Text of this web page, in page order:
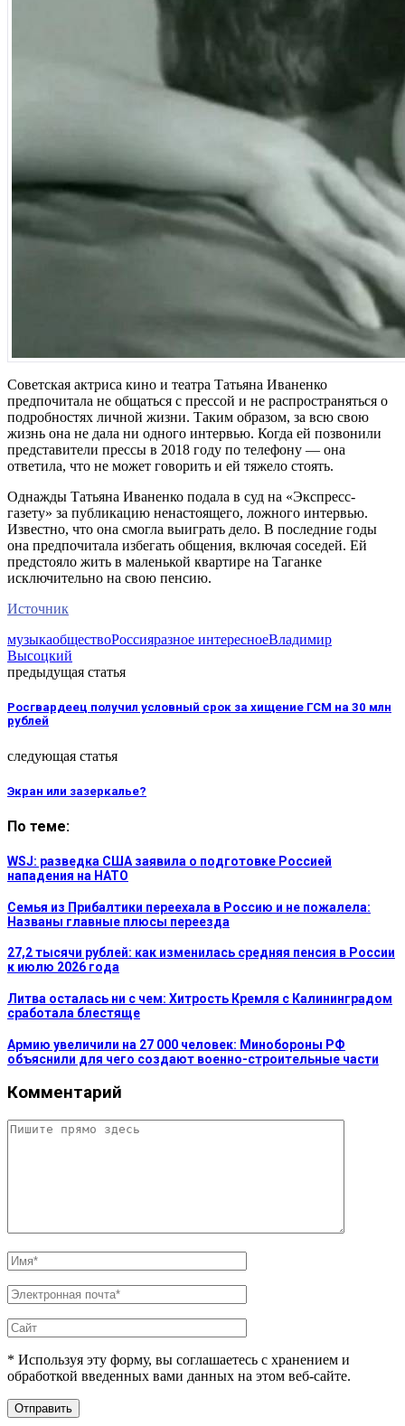
Советская актриса кино и театра Татьяна Иваненко
предпочитала не общаться с прессой и не распространяться о
подробностях личной жизни. Таким образом, за всю свою
жизнь она не дала ни одного интервью. Когда ей позвонили
представители прессы в 2018 году по телефону — она
ответила, что не может говорить и ей тяжело стоять.
Однажды Татьяна Иваненко подала в суд на «Экспресс-
газету» за публикацию ненастоящего, ложного интервью.
Известно, что она смогла выиграть дело. В последние годы
она предпочитала избегать общения, включая соседей. Ей
предстояло жить в маленькой квартире на Таганке
исключительно на свою пенсию.
Источник
музыкаобществоРоссияразное интересноеВладимир
Высоцкий
предыдущая статья
Росгвардеец получил условный срок за хищение ГСМ на 30 млн
рублей
следующая статья
Экран или зазеркалье?
По теме:
WSJ: разведка США заявила о подготовке Россией
нападения на НАТО
Семья из Прибалтики переехала в Россию и не пожалела:
Названы главные плюсы переезда
27,2 тысячи рублей: как изменилась средняя пенсия в России
к июлю 2026 года
Литва осталась ни с чем: Хитрость Кремля с Калининградом
сработала блестяще
Армию увеличили на 27 000 человек: Минобороны РФ
объяснили для чего создают военно-строительные части
Комментарий
* Используя эту форму, вы соглашаетесь с хранением и
обработкой введенных вами данных на этом веб-сайте.